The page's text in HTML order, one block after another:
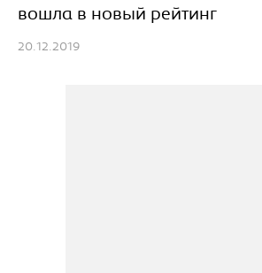
вошла в новый рейтинг
20.12.2019